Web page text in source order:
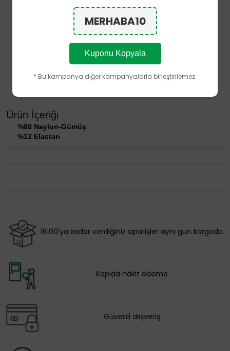
Gümüş Mikrokapsül Teknolojisi
İnce ve zarif soket tasarım
Dayanıklı burun tasarımı
Esnek ve ayağı nazikçe saran yapı
Gün boyu konforlu kullanım
Hafif ve yumuşak doku
Ürünün performans özellikleri, doğru kullanım ve bakım
koşullarında kullanım ömrü boyunca korunacak şekilde
Ürün İçeriği
%88 Naylon-Gümüş
%12 Elastan
16:00'ya kadar verdiğiniz siparişler aynı gün kargoda
Kapıda nakit ödeme
Güvenli alışveriş
MERHABA10
Kuponu Kopyala
* Bu kampanya diğer kampanyalarla birleştirilemez.